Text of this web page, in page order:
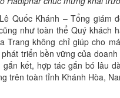
Quốc Khánh – Tổng
như toàn thể Quý khách
Trang không chỉ giúp cho
triển bền vững của
kết, hợp tác gắn bó lâu
trên toàn tỉnh Khánh Hòa,